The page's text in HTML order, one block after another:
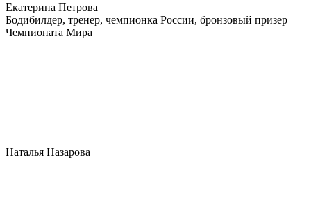
Екатерина Петрова
Бодибилдер, тренер, чемпионка России, бронзовый призер
Чемпионата Мира
Наталья Назарова